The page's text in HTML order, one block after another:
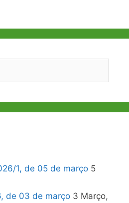
1, de 05 de março 5
de 03 de março 3 Março,